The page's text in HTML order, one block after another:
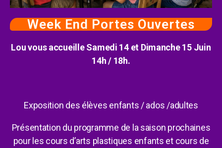
Week End Portes Ouvertes
Lou vous accueille Samedi 14 et Dimanche 15 Juin
14h / 18h.
Exposition des élèves enfants / ados /adultes
Présentation du programme de la saison prochaines
pour les cours d’arts plastiques enfants et cours de